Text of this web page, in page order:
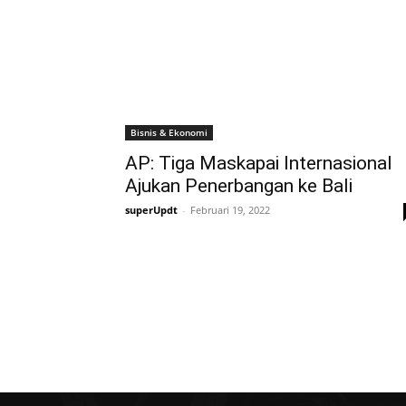
Bisnis & Ekonomi
AP: Tiga Maskapai Internasional
Ajukan Penerbangan ke Bali
superUpdt - Februari 19, 2022